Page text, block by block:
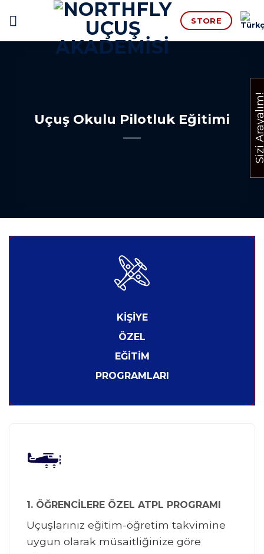
STORE
Uçuş Okulu Pilotluk Eğitimi
KİŞİYE
ÖZEL
EĞİTİM
PROGRAMLARI
1. ÖĞRENCİLERE ÖZEL ATPL PROGRAMI
Uçuşlarınız eğitim-öğretim takvimine
uygun olarak müsaitliğinize göre
Sizi